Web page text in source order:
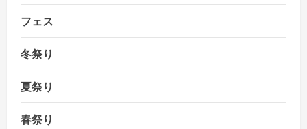
フェス
冬祭り
夏祭り
春祭り